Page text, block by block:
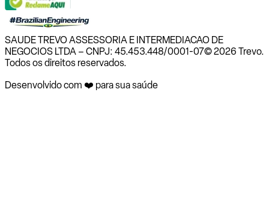
SAUDE TREVO ASSESSORIA E INTERMEDIACAO DE
NEGOCIOS LTDA – CNPJ: 45.453.448/0001-07© 2026 Trevo.
Todos os direitos reservados.
Desenvolvido com ❤️ para sua saúde